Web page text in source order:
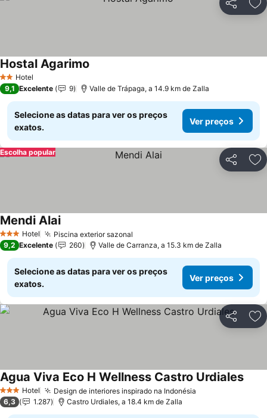
Partilhar
2 Estrelas
Hotel
Hostal Agarimo
9,1 Excelente 9 Valle de Trápaga, a 14.9 km de Zalla
Selecione as datas para ver os preços
exatos.
Ver preços
Partilhar
Escolha popular
3 EstrelasHotel Piscina exterior sazonal
Mendi AlaiVer preços
9,2 Excelente 260 Valle de Carranza, a 15.3 km de Zalla
Selecione as datas para ver os preços
exatos.
Ver preços
Partilhar
3 EstrelasHotel Design de interiores inspirado na Indonésia
Agua Viva Eco H Wellness Castro UrdialesVer
6,3 1.287 Castro Urdiales, a 18.4 km de Zalla